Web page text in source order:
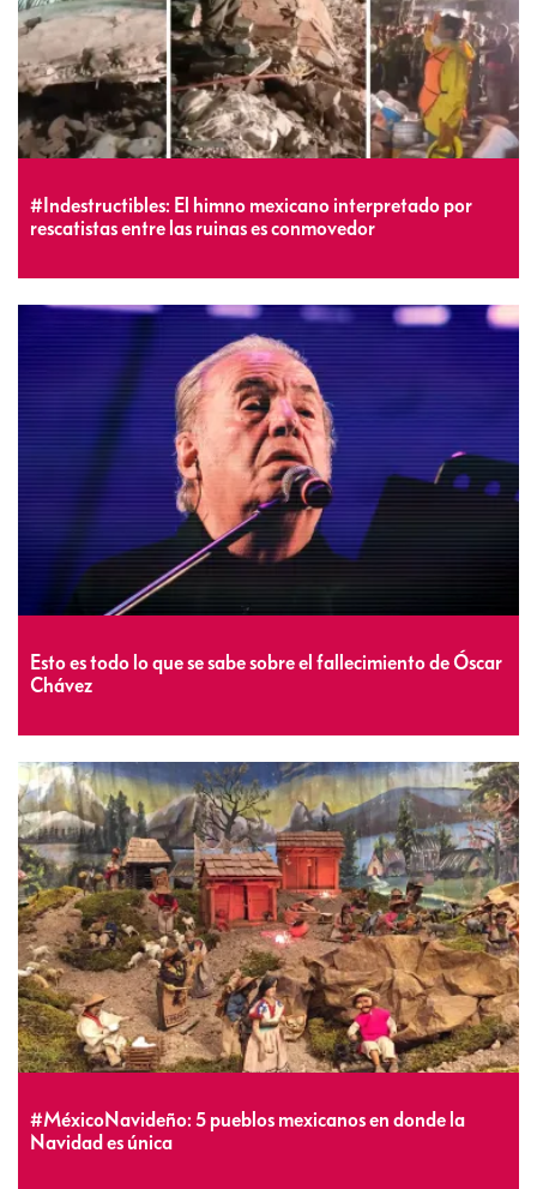
#Indestructibles: El himno mexicano interpretado por
rescatistas entre las ruinas es conmovedor
Esto es todo lo que se sabe sobre el fallecimiento de Óscar
Chávez
#MéxicoNavideño: 5 pueblos mexicanos en donde la
Navidad es única